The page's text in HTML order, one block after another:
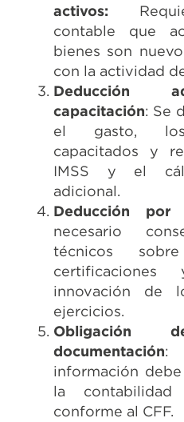
activos:
contable que
bienes son
con la actividad
Deducción
capacitación: Se
el gasto, los
capacitados y
IMSS y el
adicional.
Deducción por
necesario
técnicos
innovación de
ejercicios.
Obligación
documentación:
información
la contabilidad
conforme al CFF.